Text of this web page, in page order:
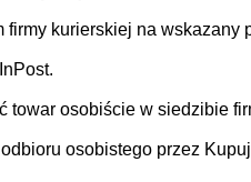
firmy kurierskiej na wskazany
towar osobiście w siedzibie
osobistego przez